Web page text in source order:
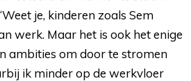
je, kinderen zoals Sem
werk. Maar het is ook het enige
ambities om door te stromen
ik minder op de werkvloer